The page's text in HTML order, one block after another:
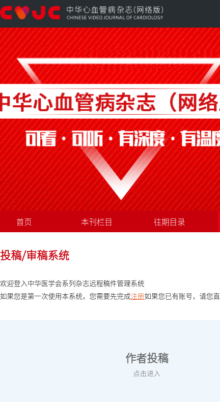
首页 本刊栏目 往期目录
投稿/审稿系统
欢迎登入中华医学会系列杂志远程稿件管理系统
如果您是第一次使用本系统，您需要先完成注册如果您已有账号，请您
作者投稿
点击进入